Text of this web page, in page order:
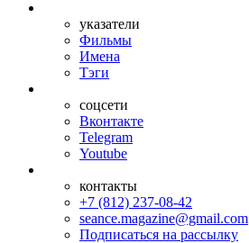
указатели
Фильмы
Имена
Тэги
соцсети
Вконтакте
Telegram
Youtube
контакты
+7 (812) 237-08-42
seance.magazine@gmail.com
Подписаться на рассылку